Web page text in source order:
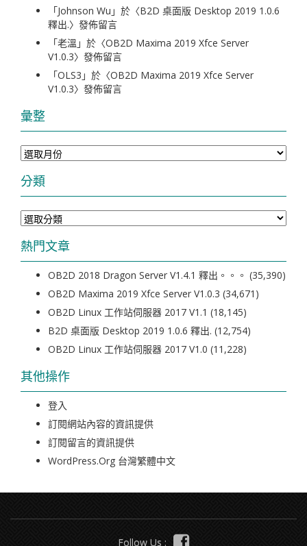
「Johnson Wu 」於〈B2D 桌面版 Desktop 2019 1.0.6
釋出.〉發佈留言
「老溫 」於〈OB2D Maxima 2019 Xfce Server
V1.0.3〉發佈留言
「OLS3 」於〈OB2D Maxima 2019 Xfce Server
V1.0.3〉發佈留言
彙整
彙
整
分類
分
類
熱門文章
OB2D 2018 Dragon Server V1.4.1 釋出。。。 (35,390)
OB2D Maxima 2019 Xfce Server V1.0.3 (34,671)
OB2D Linux 工作站伺服器 2017 V1.1 (18,145)
B2D 桌面版 Desktop 2019 1.0.6 釋出. (12,754)
OB2D Linux 工作站伺服器 2017 V1.0 (11,228)
其他操作
登入
訂閱網站內容的資訊提供
訂閱留言的資訊提供
WordPress.org 台灣繁體中文
Follow Us :